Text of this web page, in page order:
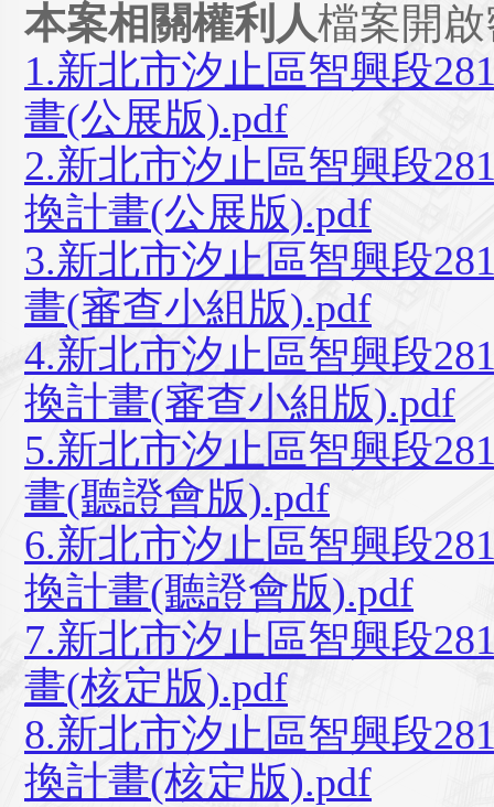
本案相關權利人檔案開
1.新北市汐止區智興段
畫(公展版).pdf
2.新北市汐止區智興段
換計畫(公展版).pdf
3.新北市汐止區智興段
畫(審查小組版).pdf
4.新北市汐止區智興段
換計畫(審查小組版).pdf
5.新北市汐止區智興段
畫(聽證會版).pdf
6.新北市汐止區智興段
換計畫(聽證會版).pdf
7.新北市汐止區智興段
畫(核定版).pdf
8.新北市汐止區智興段
換計畫(核定版).pdf